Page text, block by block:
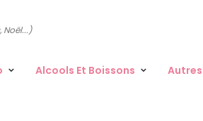
Noël...)
Alcools Et Boissons Autres